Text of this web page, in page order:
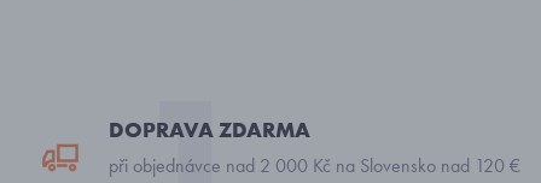
DOPRAVA ZDARMA
při objednávce nad 2 000 Kč na Slovensko nad 120 €